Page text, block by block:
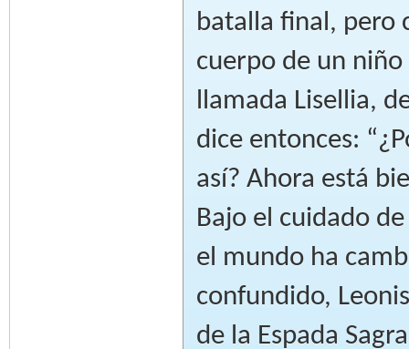
batalla final, pero
cuerpo de un
llamada Lisellia,
dice entonces:
así? Ahora está
Bajo el cuidado
el mundo ha
confundido,
de la Espada